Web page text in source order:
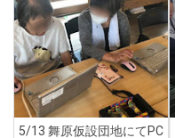
5/13 舞原仮設団地にてPC